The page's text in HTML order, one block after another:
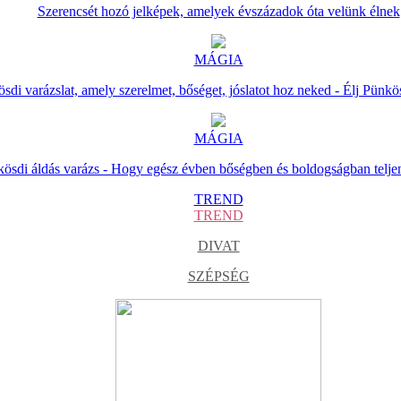
Szerencsét hozó jelképek, amelyek évszázadok óta velünk élnek
MÁGIA
varázslat, amely szerelmet, bőséget, jóslatot hoz neked - Élj
MÁGIA
áldás varázs - Hogy egész évben bőségben és boldogságban
TREND
TREND
DIVAT
SZÉPSÉG